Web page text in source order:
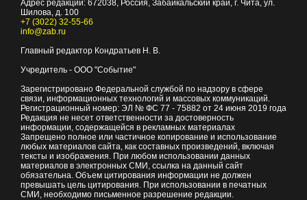
Адрес редакции: 672038, Россия, Забайкальский край, г. Чита, ул.
Шилова, д. 100
+7 (3022) 32-55-66
info@zab.ru
Главный редактор Кондратьев Н. В.
Учредитель - ООО "Событие"
Зарегистрировано Федеральной службой по надзору в сфере
связи, информационных технологий и массовых коммуникаций.
Регистрационный номер: ЭЛ № ФС 77 - 75882 от 24 июня 2019 года
Редакция не несет ответственности за достоверность
информации, содержащейся в рекламных материалах
Запрещено полное или частичное копирование и использование
любых материалов сайта, как составных произведений, включая
тексты и изображения. При любом использовании данных
материалов в электронных СМИ, ссылка на данный сайт
обязательна. Объем цитирования информации не должен
превышать цель цитирования. При использовании в печатных
СМИ, необходимо письменное разрешение редакции.